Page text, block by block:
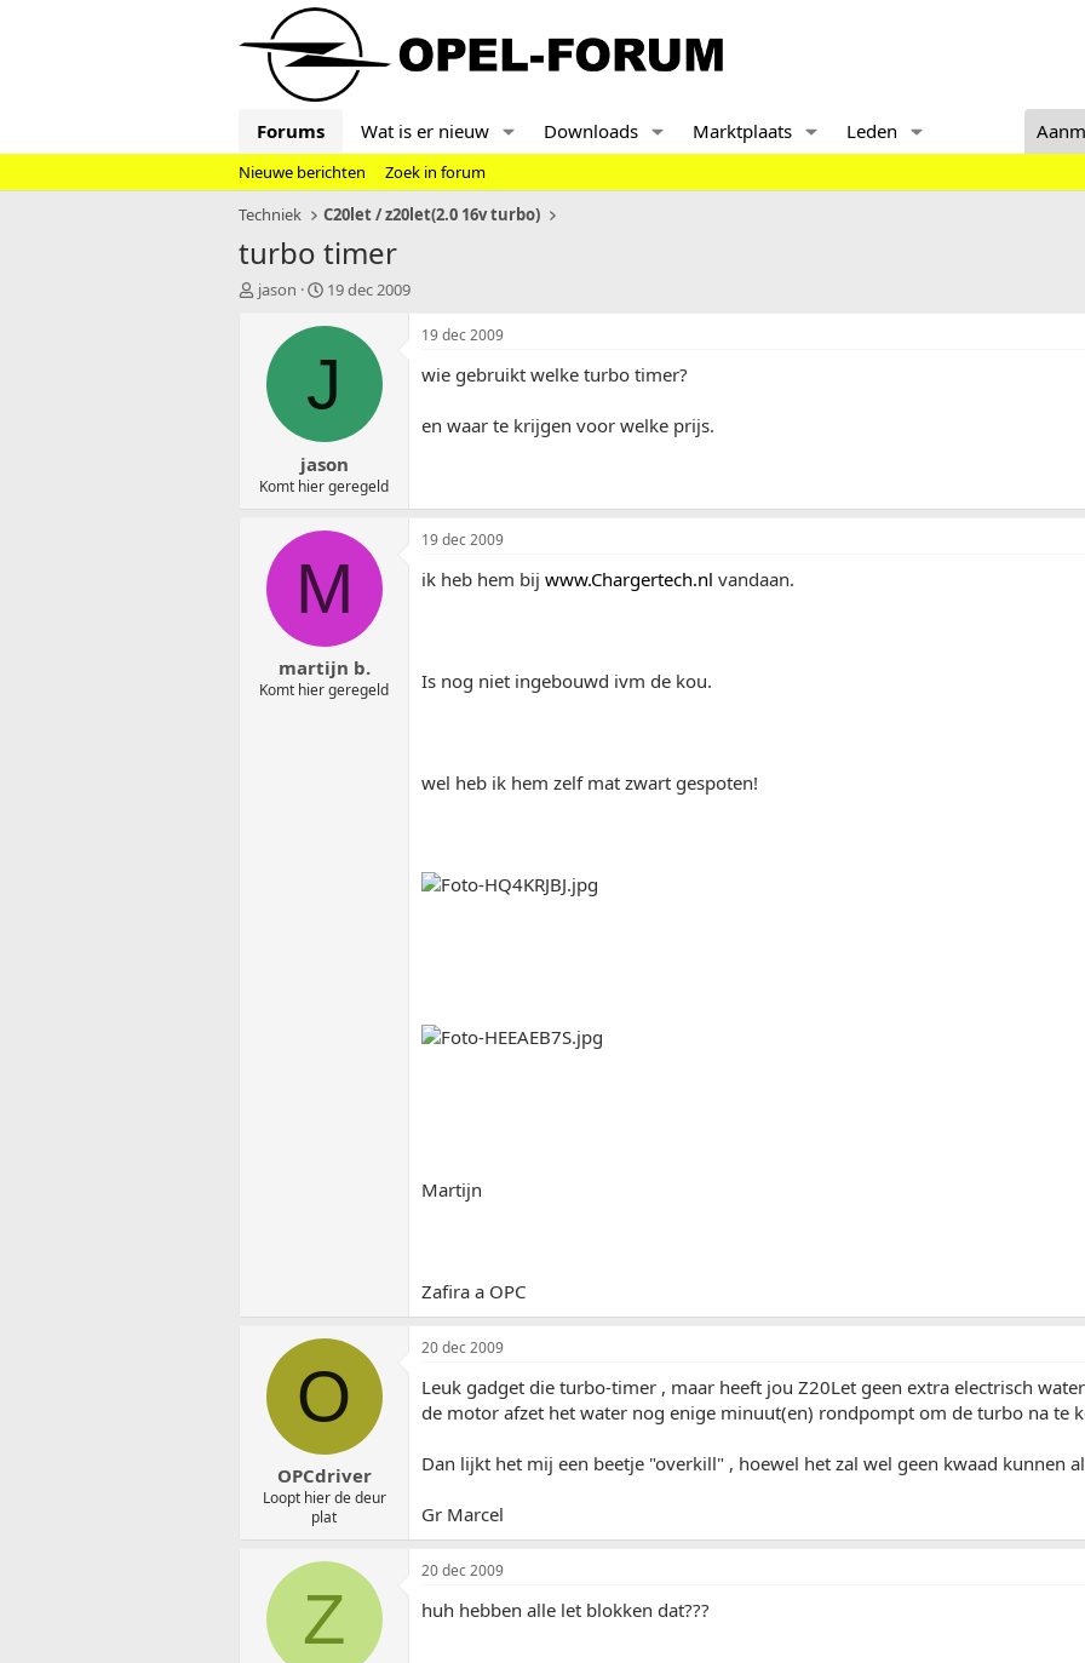
Forums Wat is er nieuw Downloads Marktplaats Leden
Nieuwe berichten
Zoek in forum
Techniek
C20let / z20let(2.0 16v turbo)
turbo timer
T
t
e
jason
S
a
d
t
u
m
19 dec 2009
J
jason
Komt hier geregeld
19 dec 2009
wie gebruikt welke turbo timer?
en waar te krijgen voor welke prijs.
M
martijn b.
Komt hier geregeld
19 dec 2009
ik heb hem bij www.Chargertech.nl vandaan.
Is nog niet ingebouwd ivm de kou.
wel heb ik hem zelf mat zwart gespoten!
Martijn
Zafira a OPC
O
OPCdriver
Loopt hier de deur
plat
20 dec 2009
Leuk gadget die turbo-timer , maar heeft jou Z20Let geen extra electrisch
de motor afzet het water nog enige minuut(en) rondpompt om de turbo na te
Dan lijkt het mij een beetje "overkill" , hoewel het zal wel geen kwaad kunnen
Gr Marcel
Z
20 dec 2009
huh hebben alle let blokken dat???